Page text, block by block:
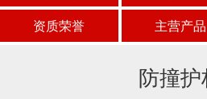
资质荣誉
主营产品
防撞护